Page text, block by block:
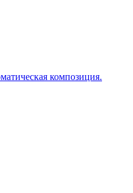
композиция.